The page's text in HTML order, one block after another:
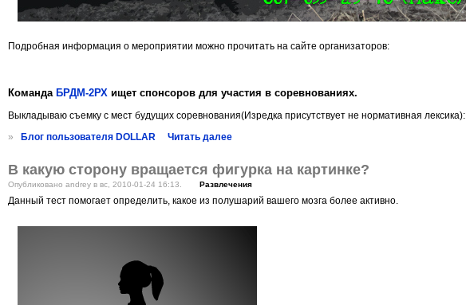
Подробная информация о мероприятии можно прочитать на сайте организаторов:
Команда БРДМ-2РХ ищет спонсоров для участия в соревнованиях.
Выкладываю съемку с мест будущих соревнования(Изредка присутствует не нормативная лексика):
»
Блог пользователя DOLLAR Читать далее
В какую сторону вращается фигурка на картинке?
Опубликовано andrey в вс, 2010-01-24 16:13. Развлечения
Данный тест помогает определить, какое из полушарий вашего мозга более активно.